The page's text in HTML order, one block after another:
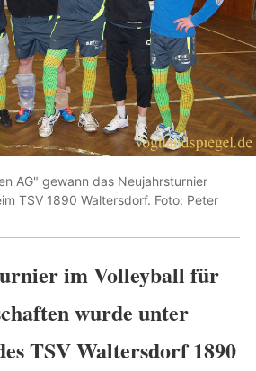
AG" gewann das Neujahrsturnier
TSV 1890 Waltersdorf. Foto: Peter
im Volleyball für
wurde unter
TSV Waltersdorf 1890